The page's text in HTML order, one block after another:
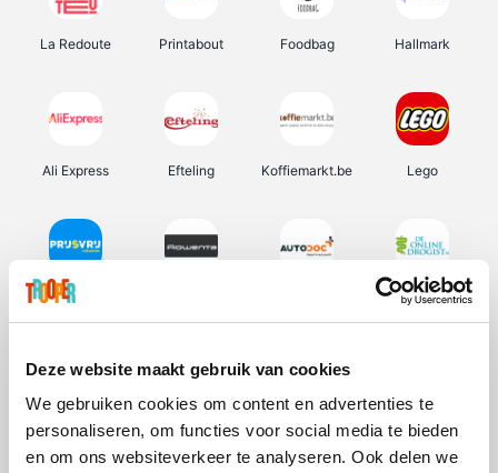
Deze website maakt gebruik van cookies
We gebruiken cookies om content en advertenties te
personaliseren, om functies voor social media te bieden
en om ons websiteverkeer te analyseren. Ook delen we
La Redoute Printabout Foodbag Hallmark
Ali Express Efteling Koffiemarkt.be Lego
Prijsvrij De Online Drogist
Vidaxl Plopsa Lampenlicht.be Adidas